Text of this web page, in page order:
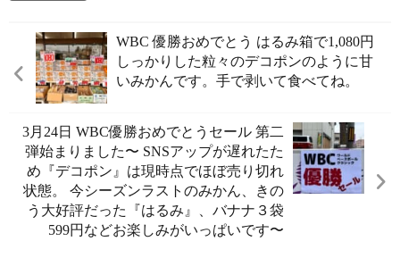
WBC 優勝おめでとう️ はるみ箱で1,080円️
しっかりした粒々のデコポンのように甘
いみかんです。手で剥いて食べてね。
3月24日 WBC優勝おめでとうセール 第二
弾始まりました〜 SNSアップが遅れたた
め『デコポン』は現時点でほぼ売り切れ
状態。 今シーズンラストのみかん、きの
う大好評だった『はるみ』、バナナ３袋
599円などお楽しみがいっぱいです〜️